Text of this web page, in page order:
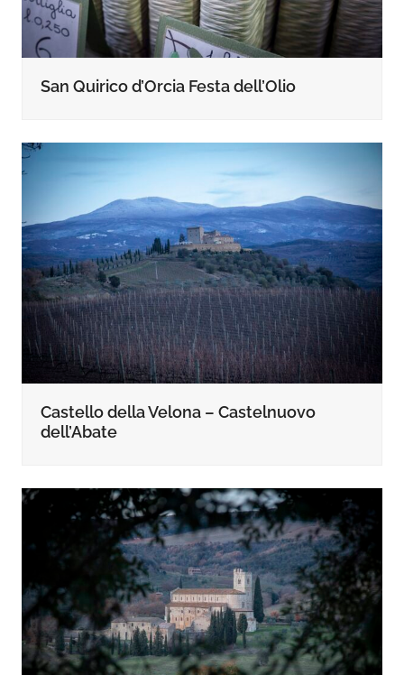
San Quirico d’Orcia Festa dell’Olio
Castello della Velona – Castelnuovo
dell’Abate